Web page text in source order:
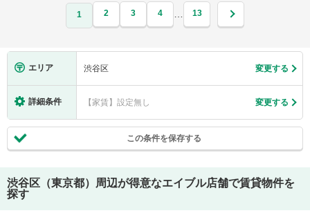
1 2 3 4 … 13
エリア 渋谷区 変更する
詳細条件 【家賃】設定無し 変更する
この条件を保存する
渋谷区（東京都）
周辺が得意なエイブル店舗で賃貸物件を
探す